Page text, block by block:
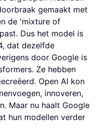
gemaakt met
de 'mixture of
Dus het model is
dat dezelfde
door Google is
Ze hebben
Open AI kon
innoveren,
Maar nu haalt Google
hun modellen verder